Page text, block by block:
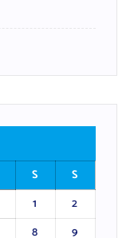
S
S
1
2
8
9